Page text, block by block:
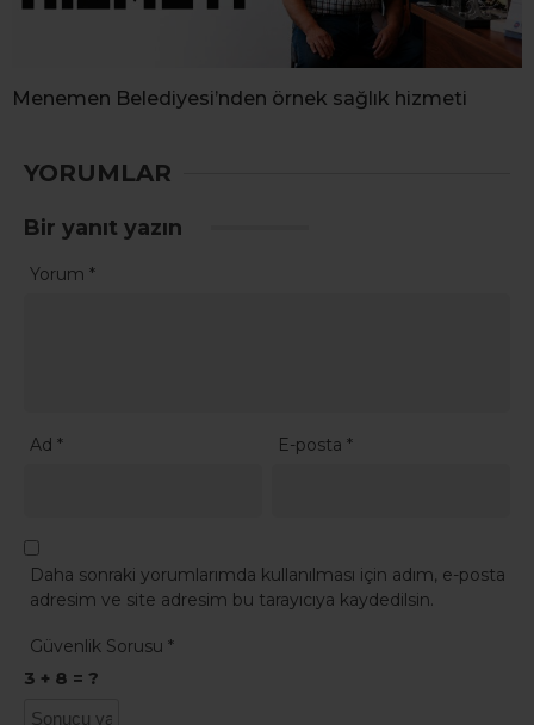
Menemen Belediyesi’nden örnek sağlık hizmeti
YORUMLAR
Bir yanıt yazın
Yorum *
Ad * E-posta*
Daha sonraki yorumlarımda kullanılması için adım, e-posta
adresim ve site adresim bu tarayıcıya kaydedilsin.
Güvenlik Sorusu *
3 + 8 = ?